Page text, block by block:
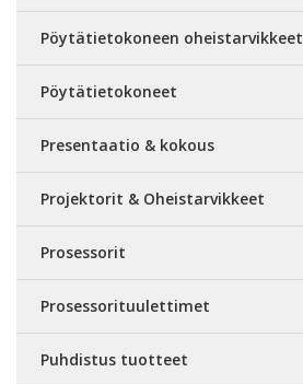
Pöytätietokoneen oheistarvikkeet
Pöytätietokoneet
Presentaatio & kokous
Projektorit & Oheistarvikkeet
Prosessorit
Prosessorituulettimet
Puhdistus tuotteet